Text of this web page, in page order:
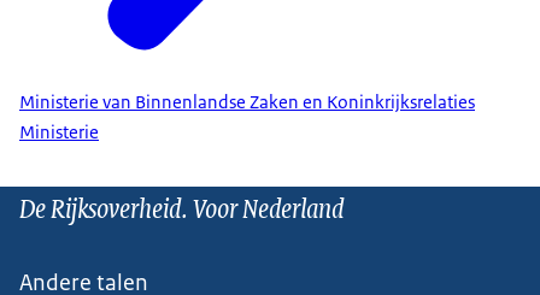
Ministerie van Binnenlandse Zaken en Koninkrijksrelaties
Ministerie
De Rijksoverheid. Voor Nederland
Andere talen